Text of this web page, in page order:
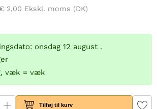
€ 2,00 Ekskl. moms (DK)
onsdag 12 august .
væk = væk
Tilføj til kurv